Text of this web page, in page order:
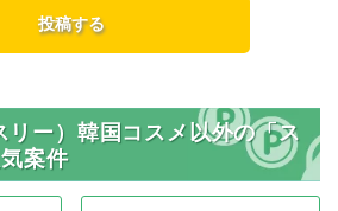
ー）韓国コスメ以外の「ス
案件